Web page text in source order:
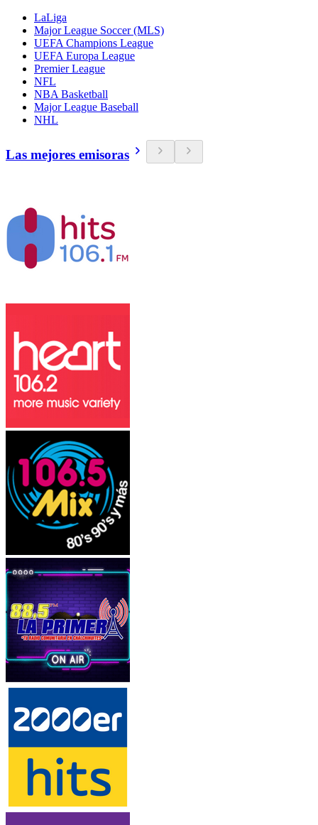
LaLiga
Major League Soccer (MLS)
UEFA Champions League
UEFA Europa League
Premier League
NFL
NBA Basketball
Major League Baseball
NHL
Las mejores emisoras